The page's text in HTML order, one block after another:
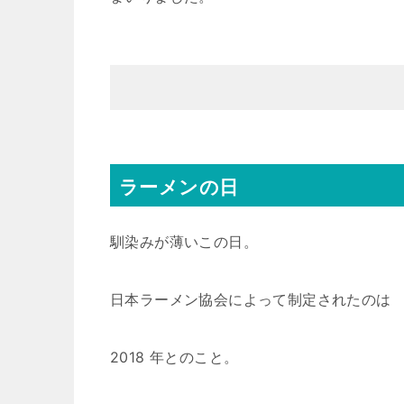
ラーメンの日
馴染みが薄いこの日。
日本ラーメン協会によって制定されたのは
2018 年とのこと。